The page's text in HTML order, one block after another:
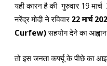
यही कारन है की गुरुवार 19
नरेंद्र मोदी ने रविवार22 मार्च
Curfew)सहयोग देने का
तो इस जनता कर्फ्यू के पीछे का